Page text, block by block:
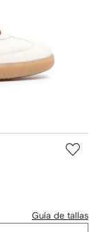
Guía de tallas